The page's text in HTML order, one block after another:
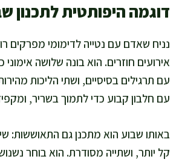
דוגמה היפותטית לתכנון
נניח שאדם עם נטייה לדימומי מפרקים
אירועים חוזרים. הוא בונה שלושה
עם תרגילים בסיסיים, ושתי הליכות
עם חלבון קבוע כדי לתמוך בשריר,
באותו שבוע הוא מתכנן גם התאוששות:
קל יותר, ושתייה מסודרת. הוא בוחר